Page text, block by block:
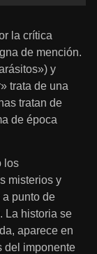
la crítica
de mención.
y
trata de una
tratan de
de época
los
misterios y
punto de
La historia se
aparece en
del imponente